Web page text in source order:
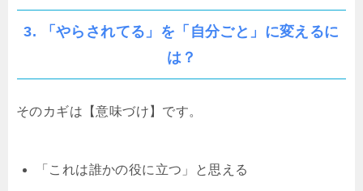
3. 「やらされてる」を「自分ごと」に変えるに
は？
そのカギは【意味づけ】です。
「これは誰かの役に立つ」と思える